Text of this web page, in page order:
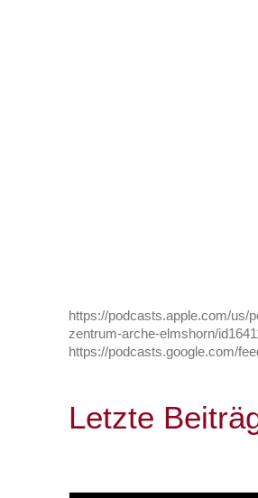
https://podcasts.apple.com/us/
zentrum-arche-elmshorn/
https://podcasts.google.com/
Letzte